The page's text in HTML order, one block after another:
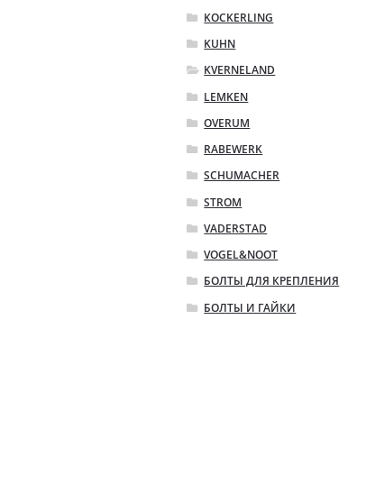
KOCKERLING
KUHN
KVERNELAND
LEMKEN
OVERUM
RABEWERK
SCHUMACHER
STROM
VADERSTAD
VOGEL&NOOT
БОЛТЫ ДЛЯ КРЕПЛЕНИЯ
БОЛТЫ И ГАЙКИ